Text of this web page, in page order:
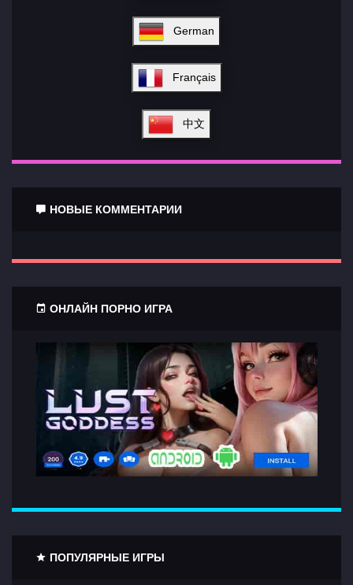
German
Français
中文
НОВЫЕ КОММЕНТАРИИ
ОНЛАЙН ПОРНО ИГРА
ПОПУЛЯРНЫЕ ИГРЫ